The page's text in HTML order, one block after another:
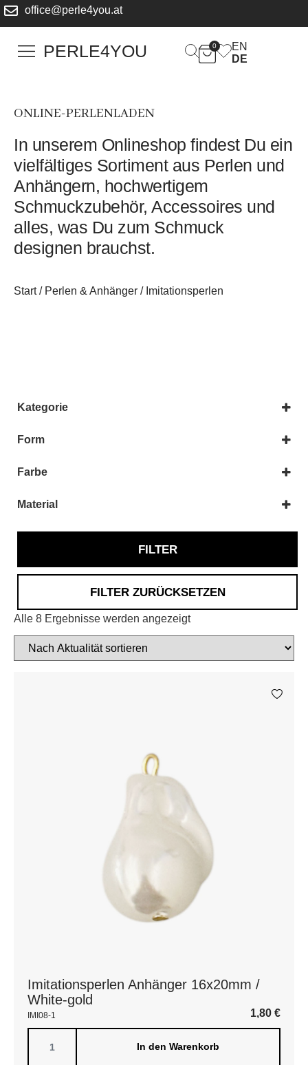
office@perle4you.at
PERLE4YOU 0
EN
DE
ONLINE-PERLENLADEN
In unserem Onlineshop findest Du ein
vielfältiges Sortiment aus Perlen und
Anhängern, hochwertigem
Schmuckzubehör, Accessoires und
alles, was Du zum Schmuck
designen brauchst.
Start/ Perlen & Anhänger / Imitationsperlen
Kategorie
Perlen
Form
Herz
Farbe
Material
FILTER
FILTER ZURÜCKSETZEN
Alle 8 Ergebnisse werden angezeigt
Imitationsperlen Anhänger 16x20mm /
White-gold
IMI08-1 1,80 €
In den Warenkorb